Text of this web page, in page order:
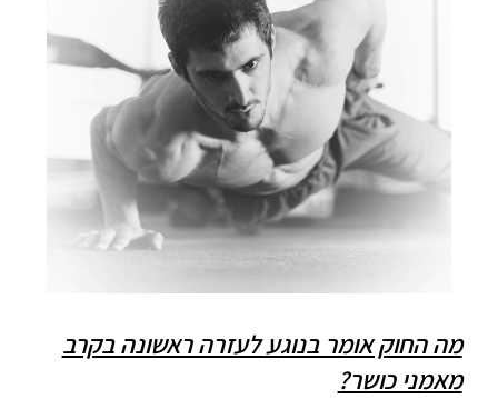
מה החוק אומר בנוגע לעזרה ראשונה בקרב
מאמני כושר?